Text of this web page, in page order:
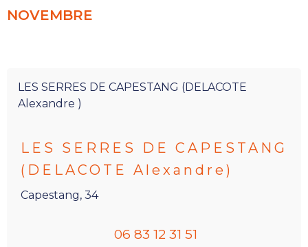
NOVEMBRE
LES SERRES DE CAPESTANG (DELACOTE
Alexandre )
LES SERRES DE CAPESTANG
(DELACOTE Alexandre)
Capestang, 34
06 83 12 31 51